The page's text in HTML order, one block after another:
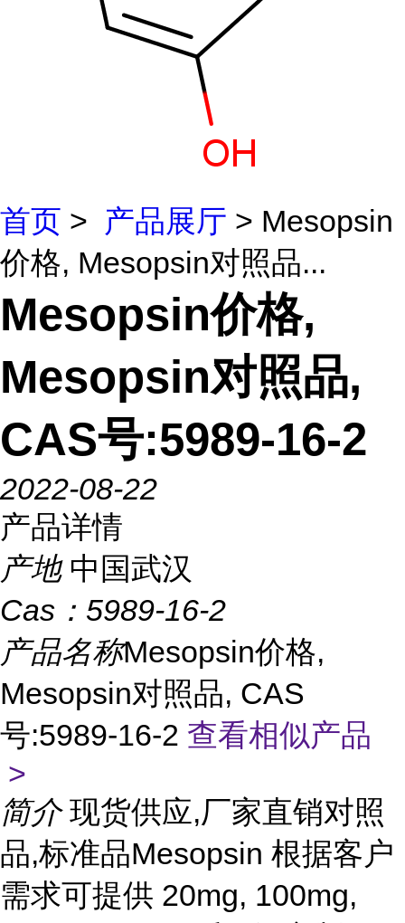
首页 > 产品展厅 > Mesopsin
价格, Mesopsin对照品...
Mesopsin价格,
Mesopsin对照品,
CAS号:5989-16-2
2022-08-22
产品详情
产地 中国武汉
Cas： 5989-16-2
产品名称Mesopsin价格,
Mesopsin对照品, CAS
号:5989-16-2 查看相似产品
>
简介 现货供应,厂家直销对照
品,标准品Mesopsin 根据客户
需求可提供 20mg, 100mg,